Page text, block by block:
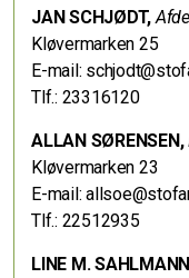
JAN SCHJØDT,
Kløvermarken 25
E-mail:
Tlf.: 23316120
ALLAN SØRENSEN,
Kløvermarken 23
E-mail:
Tlf.: 22512935
LINE M.